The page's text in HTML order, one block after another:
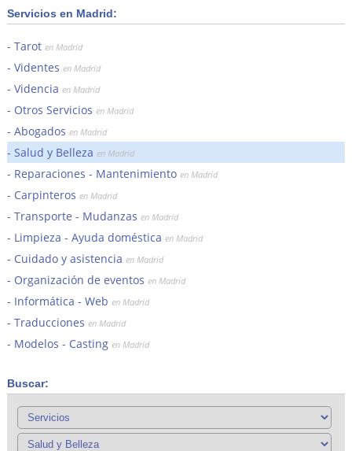
Servicios en Madrid:
Tarot en Madrid
Videntes en Madrid
Videncia en Madrid
Otros Servicios en Madrid
Abogados en Madrid
Salud y Belleza en Madrid
Reparaciones - Mantenimiento en Madrid
Carpinteros en Madrid
Transporte - Mudanzas en Madrid
Limpieza - Ayuda doméstica en Madrid
Cuidado y asistencia en Madrid
Organización de eventos en Madrid
Informática - Web en Madrid
Traducciones en Madrid
Modelos - Casting en Madrid
Buscar: